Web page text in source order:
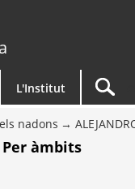
L'Institut
nadons
Per àmbits